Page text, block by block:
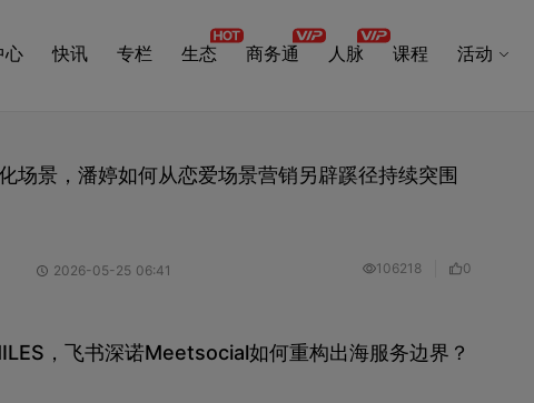
心 快讯 专栏 生态 商务通 人脉 课程 活动
场景，潘婷如何从恋爱场景营销另辟蹊径持续突围
2026-05-25 06:41 106218 0
，飞书深诺Meetsocial如何重构出海服务边界？